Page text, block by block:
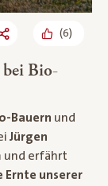
(6)
Bio-
Bauern und
Jürgen
und erfährt
Ernte unserer